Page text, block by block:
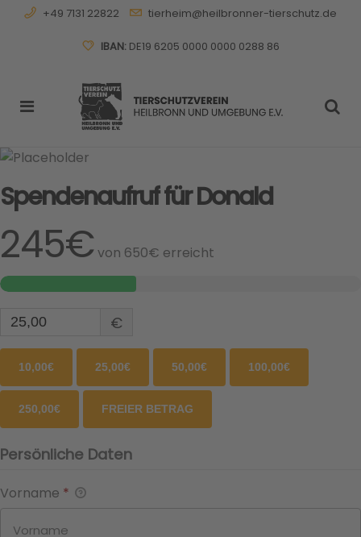
+49 7131 22822 tierheim@heilbronner-tierschutz.de
IBAN:DE19 6205 0000 0000 0288 86
Spendenaufruf für Donald
245€ von 650€ erreicht
€
10,00€ 25,00€ 50,00€ 100,00€
250,00€ FREIER BETRAG
Persönliche Daten
Vorname *